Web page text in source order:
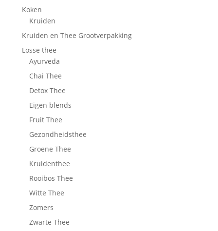
Koken
Kruiden
Kruiden en Thee Grootverpakking
Losse thee
Ayurveda
Chai Thee
Detox Thee
Eigen blends
Fruit Thee
Gezondheidsthee
Groene Thee
Kruidenthee
Rooibos Thee
Witte Thee
Zomers
Zwarte Thee